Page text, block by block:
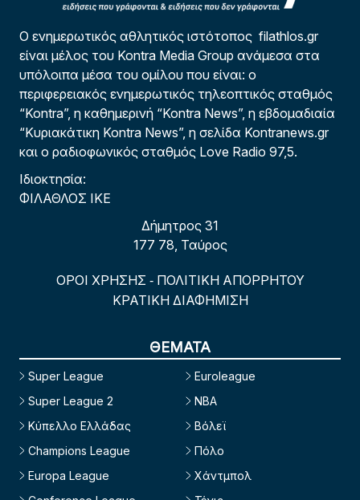
Ο ενημερωτικός αθλητικός ιστότοπος filathlos.gr
είναι μέλος του Kontra Media Group ανάμεσα στα
υπόλοιπα μέσα του ομίλου που είναι: ο
περιφερειακός ενημερωτικός τηλεοπτικός σταθμός
“Kontra”, η καθημερινή “Kontra News”, η εβδομαδιαία
“Κυριακάτικη Kontra News”, η σελίδα Kontranews.gr
και ο ραδιοφωνικός σταθμός Love Radio 97,5.
Ιδιοκτησία:
ΦΙΛΑΘΛΟΣ ΙΚΕ
Δήμητρος 31
177 78, Ταύρος
ΟΡΟΙ ΧΡΗΣΗΣ - ΠΟΛΙΤΙΚΗ ΑΠΟΡΡΗΤΟΥ
ΚΡΑΤΙΚΗ ΔΙΑΦΗΜΙΣΗ
ΘΕΜΑΤΑ
Super League
Super League 2
Κύπελλο Ελλάδας
Champions League
Europa League
Euroleague
NBA
Βόλεϊ
Πόλο
Χάντμπολ